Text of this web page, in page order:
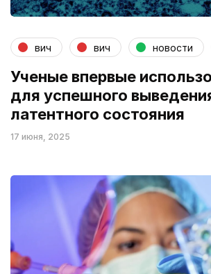
вич вич новости
Ученые впервые
для успешного
латентного состояния
17 июня, 2025